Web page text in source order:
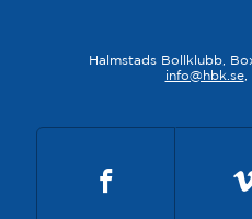
Halmstads Bollklubb,
info@hbk.se,